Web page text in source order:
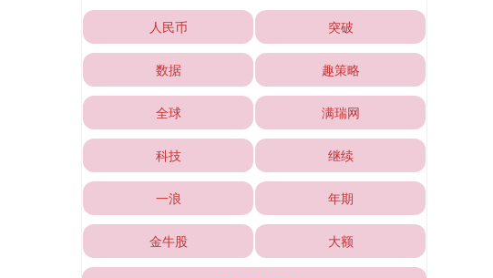
人民币 突破
数据 趣策略
全球 满瑞网
科技 继续
一浪 年期
金牛股 大额